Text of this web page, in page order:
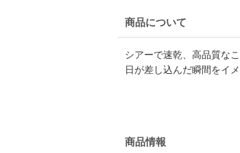
商品について
シアーで速乾、高品質な
日が差し込んだ瞬間をイ
商品情報